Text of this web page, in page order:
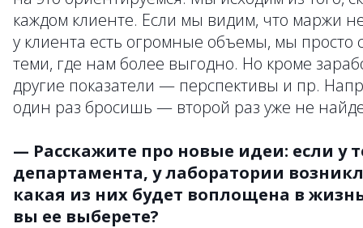
каждом клиенте. Если мы видим, что маржи
у клиента есть огромные объемы, мы просто
теми, где нам более выгодно. Но кроме
другие показатели — перспективы и пр.
один раз бросишь — второй раз уже не
— Расскажите про новые идеи: если у
департамента, у лаборатории
какая из них будет воплощена в
вы ее выберете?